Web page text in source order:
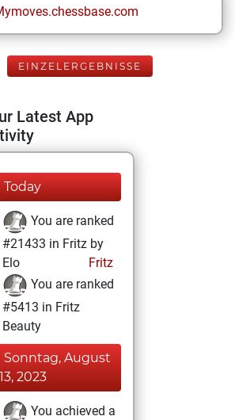
EINZELERGEBNISSE
Latest App
Today
You are ranked
#21433 in Fritz by
Elo
Fritz
You are ranked
#5413 in Fritz
Beauty
Sonntag, August
13, 2023
You achieved a